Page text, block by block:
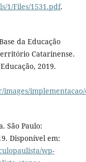
1/Files/1531.pdf.
da Educação
Catarinense.
2019.
São Paulo:
Disponível em:
wp-